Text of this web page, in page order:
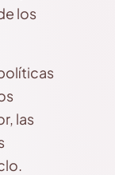
los
las